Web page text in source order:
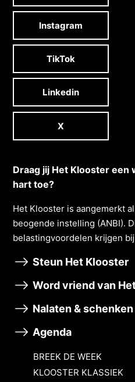
Instagram
TikTok
Linkedin
X
Draag jij Het Klooster een
hart toe?
Het Klooster is aangemerkt
beogende instelling (ANBI).
belastingvoordelen krĳgen
Steun Het Klooster
Word vriend van
Nalaten & schenken
Agenda
BREEK DE WEEK
KLOOSTER KLASSIEK